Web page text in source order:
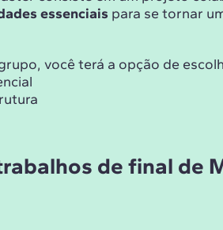
essenciais para se tornar
você terá a opção de
de final de